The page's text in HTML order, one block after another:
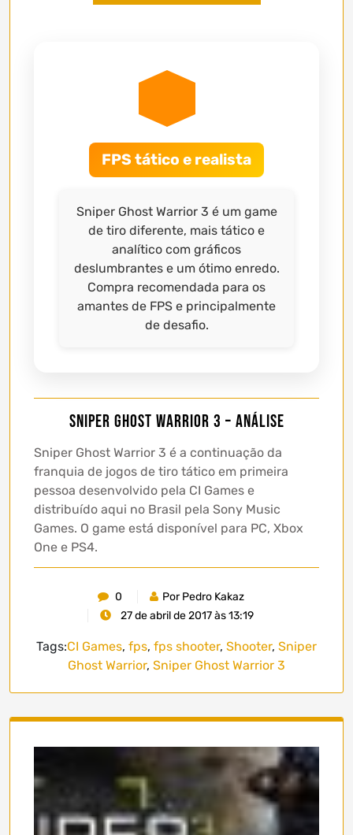
FPS tático e realista
Sniper Ghost Warrior 3 é um game
de tiro diferente, mais tático e
analítico com gráficos
deslumbrantes e um ótimo enredo.
Compra recomendada para os
amantes de FPS e principalmente
de desafio.
Sniper Ghost Warrior 3 – Análise
Sniper Ghost Warrior 3 é a continuação da
franquia de jogos de tiro tático em primeira
pessoa desenvolvido pela CI Games e
distribuído aqui no Brasil pela Sony Music
Games. O game está disponível para PC, Xbox
One e PS4.
0
Por Pedro Kakaz
27 de abril de 2017 às 13:19
Tags:CI Games, fps, fps shooter, Shooter, Sniper
Ghost Warrior, Sniper Ghost Warrior 3